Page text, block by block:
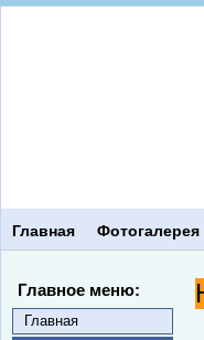
Главная Фотогалерея
Главное меню:
Главная